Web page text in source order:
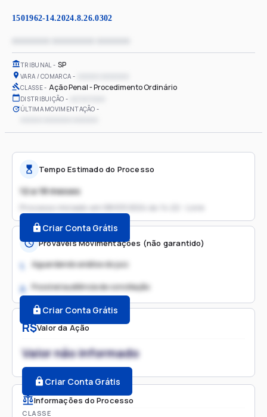
1501962-14.2024.8.26.0302
TRIBUNAL SP
VARA / COMARCA
CLASSE Ação Penal - Procedimento Ordinário
DISTRIBUIÇÃO
ÚLTIMA MOVIMENTAÇÃO
R$Valor da Ação
Valor não informado
Criar Conta Grátis
Informações do Processo
CLASSE
Tempo Estimado do Processo
12 a 18 meses
Processo iniciado em 08/03/2024 às 14:22 - Livre
Criar Conta Grátis
Prováveis Movimentações (não garantido)
1. Aguardando análise do juiz
2. Possível audiência de conciliação
Criar Conta Grátis